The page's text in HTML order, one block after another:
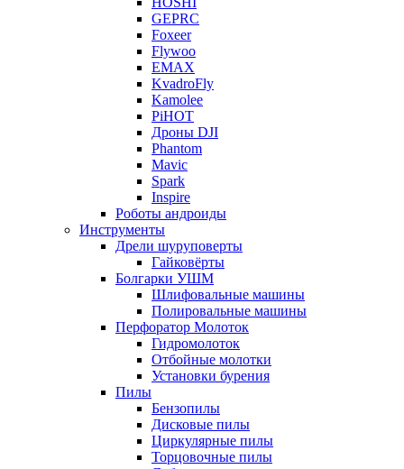
GEPRC
Foxeer
Flywoo
EMAX
KvadroFly
Kamolee
PiHOT
Дроны DJI
Phantom
Mavic
Spark
Inspire
Роботы андроиды
Инструменты
Дрели шуруповерты
Гайковёрты
Болгарки УШМ
Шлифовальные машины
Полировальные машины
Перфоратор Молоток
Гидромолоток
Отбойные молотки
Установки бурения
Пилы
Бензопилы
Дисковые пилы
Циркулярные пилы
Торцовочные пилы